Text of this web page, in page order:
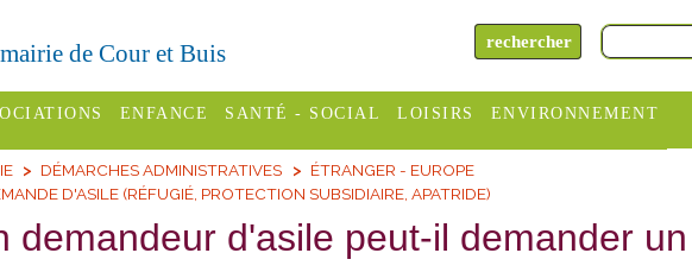
de Cour et Buis
des
ENFANCE
Assistantes
maternelles
SANTÉ - SOCIAL
Centres
LOISIRS
Campings
Offices
ENVIRONNEMENT
DÉMARCHES ADMINISTRATIVES
ÉTRANGER - EUROPE
D'ASILE (RÉFUGIÉ, PROTECTION SUBSIDIAIRE, APATRIDE)
demandeur d'asile peut-il demander